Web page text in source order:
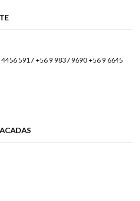
5917 +56 9 9837 9690 +56 9 6645